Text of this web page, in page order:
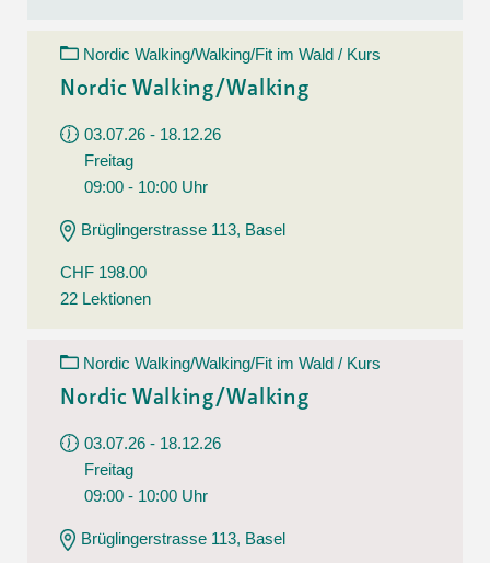
Nordic Walking/Walking/Fit im Wald / Kurs
Nordic Walking/Walking
03.07.26 - 18.12.26
Freitag
09:00 - 10:00 Uhr
Brüglingerstrasse 113, Basel
CHF 198.00
22 Lektionen
Nordic Walking/Walking/Fit im Wald / Kurs
Nordic Walking/Walking
03.07.26 - 18.12.26
Freitag
09:00 - 10:00 Uhr
Brüglingerstrasse 113, Basel